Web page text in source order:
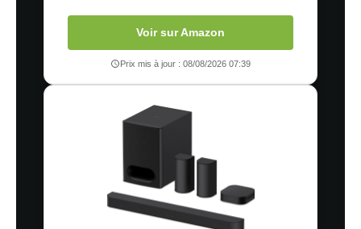
Voir sur Amazon
Prix mis à jour : 08/08/2026 07:39